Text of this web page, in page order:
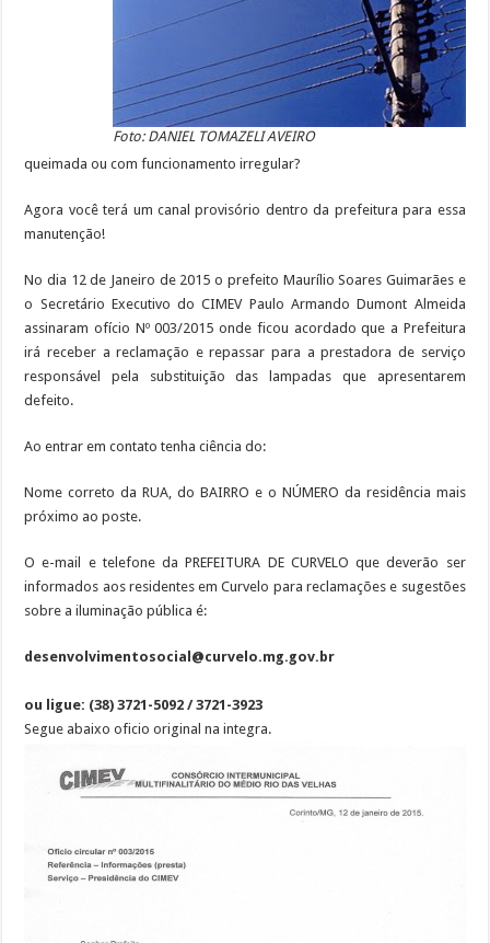
Foto: DANIEL TOMAZELI AVEIRO
queimada ou com funcionamento irregular?
Agora você terá um canal provisório dentro da prefeitura para essa
manutenção!
No dia 12 de Janeiro de 2015 o prefeito Maurílio Soares Guimarães e
o Secretário Executivo do CIMEV Paulo Armando Dumont Almeida
assinaram ofício Nº 003/2015 onde ficou acordado que a Prefeitura
irá receber a reclamação e repassar para a prestadora de serviço
responsável pela substituição das lampadas que apresentarem
defeito.
Ao entrar em contato tenha ciência do:
Nome correto da RUA, do BAIRRO e o NÚMERO da residência mais
próximo ao poste.
O e-mail e telefone da PREFEITURA DE CURVELO que deverão ser
informados aos residentes em Curvelo para reclamações e sugestões
sobre a iluminação pública é:
desenvolvimentosocial@curvelo.mg.gov.br
ou ligue: (38) 3721-5092 / 3721-3923
Segue abaixo oficio original na integra.